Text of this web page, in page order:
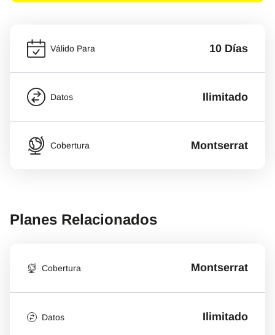
Válido Para 10 Días
Datos Ilimitado
Cobertura Montserrat
Planes Relacionados
Cobertura Montserrat
Datos Ilimitado